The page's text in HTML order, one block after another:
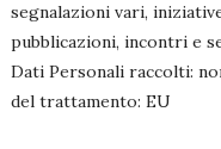
segnalazioni vari,
pubblicazioni, incontri e
Dati Personali raccolti:
del trattamento: EU